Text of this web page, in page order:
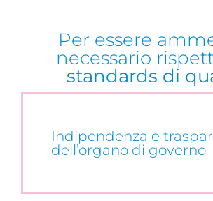
Per essere
necessario
standards di
Indipendenza e
dell’organo di governo